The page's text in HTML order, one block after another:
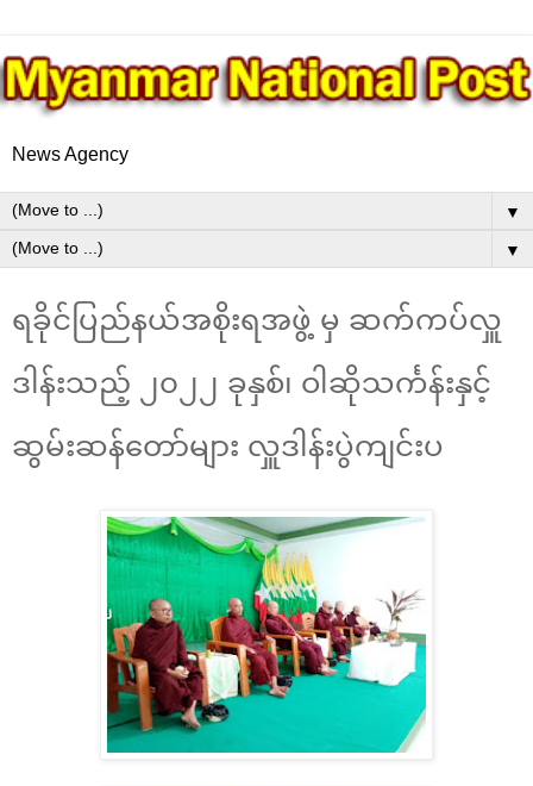
News Agency
▼
▼
ရခိုင်ပြည်နယ်အစိုးရအဖွဲ့ မှ ဆက်ကပ်လှူ
ဒါန်းသည့် ၂၀၂၂ ခုနှစ်၊ ဝါဆိုသင်္ကန်းနှင့်
ဆွမ်းဆန်တော်များ လှူဒါန်းပွဲကျင်းပ